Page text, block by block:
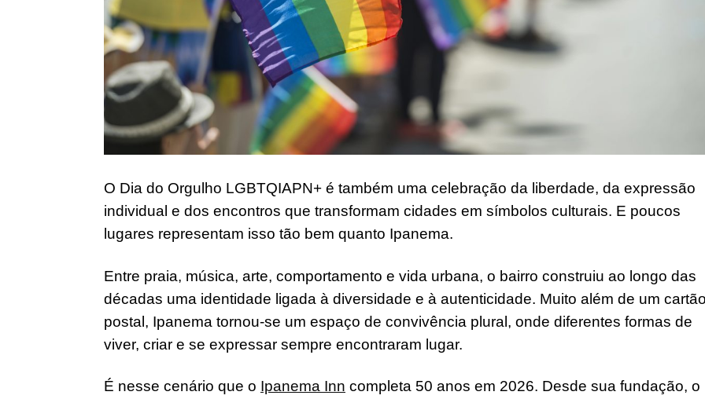
O Dia do Orgulho LGBTQIAPN+ é também uma celebração da liberdade, da expressão
individual e dos encontros que transformam cidades em símbolos culturais. E poucos
lugares representam isso tão bem quanto Ipanema.
Entre praia, música, arte, comportamento e vida urbana, o bairro construiu ao longo das
décadas uma identidade ligada à diversidade e à autenticidade. Muito além de um
postal, Ipanema tornou-se um espaço de convivência plural, onde diferentes formas de
viver, criar e se expressar sempre encontraram lugar.
É nesse cenário que o Ipanema Inn completa 50 anos em 2026. Desde sua fundação, o